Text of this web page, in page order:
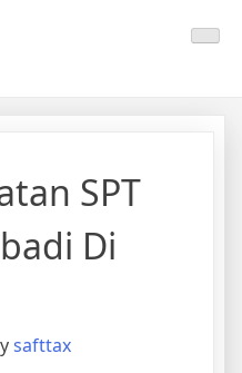
SPT
Di
safttax